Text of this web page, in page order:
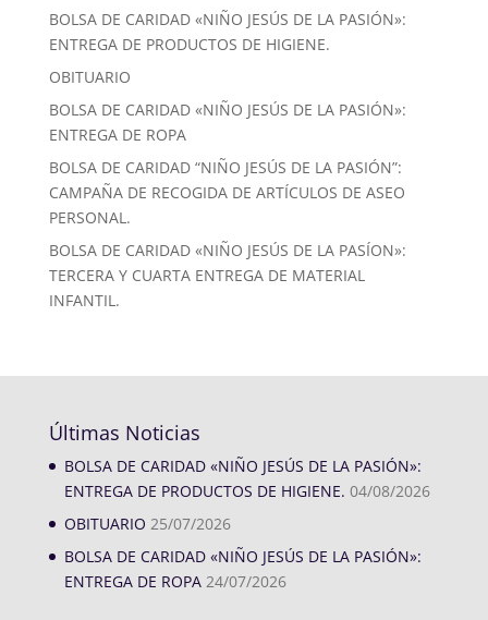
BOLSA DE CARIDAD «NIÑO JESÚS DE LA PASIÓN»:
ENTREGA DE PRODUCTOS DE HIGIENE.
OBITUARIO
BOLSA DE CARIDAD «NIÑO JESÚS DE LA PASIÓN»:
ENTREGA DE ROPA
BOLSA DE CARIDAD “NIÑO JESÚS DE LA PASIÓN”:
CAMPAÑA DE RECOGIDA DE ARTÍCULOS DE ASEO
PERSONAL.
BOLSA DE CARIDAD «NIÑO JESÚS DE LA PASÍON»:
TERCERA Y CUARTA ENTREGA DE MATERIAL
INFANTIL.
Últimas Noticias
BOLSA DE CARIDAD «NIÑO JESÚS DE LA PASIÓN»:
ENTREGA DE PRODUCTOS DE HIGIENE. 04/08/2026
OBITUARIO 25/07/2026
BOLSA DE CARIDAD «NIÑO JESÚS DE LA PASIÓN»:
ENTREGA DE ROPA 24/07/2026